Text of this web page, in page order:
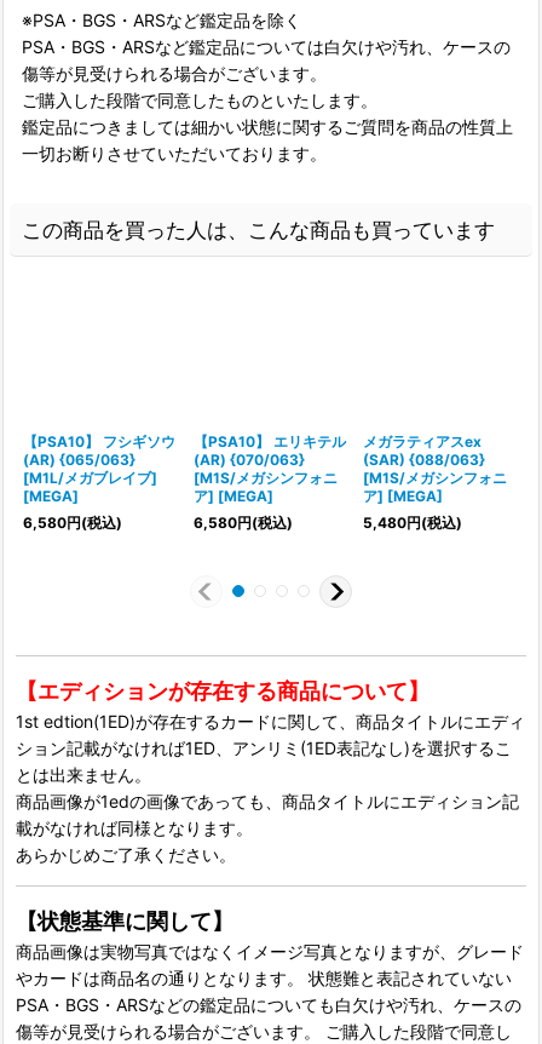
※PSA・BGS・ARSなど鑑定品を除く
PSA・BGS・ARSなど鑑定品については白欠けや汚れ、ケースの
傷等が見受けられる場合がございます。
ご購入した段階で同意したものといたします。
鑑定品につきましては細かい状態に関するご質問を商品の性質上
一切お断りさせていただいております。
この商品を買った人は、こんな商品も買っています
【PSA10】 フシギソウ
(AR) {065/063}
[M1L/メガブレイブ]
[MEGA]
6,580円(税込)
【PSA10】 エリキテル
(AR) {070/063}
[M1S/メガシンフォニ
ア] [MEGA]
6,580円(税込)
メガラティアスex
(SAR) {088/063}
[M1S/メガシンフォニ
ア] [MEGA]
5,480円(税込)
【エディションが存在する商品について】
1st edtion(1ED)が存在するカードに関して、商品タイトルにエディ
ション記載がなければ1ED、アンリミ(1ED表記なし)を選択するこ
とは出来ません。
商品画像が1edの画像であっても、商品タイトルにエディション記
載がなければ同様となります。
あらかじめご了承ください。
【状態基準に関して】
商品画像は実物写真ではなくイメージ写真となりますが、グレード
やカードは商品名の通りとなります。 状態難と表記されていない
PSA・BGS・ARSなどの鑑定品についても白欠けや汚れ、ケースの
傷等が見受けられる場合がございます。 ご購入した段階で同意し